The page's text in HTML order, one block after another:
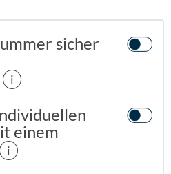
sicher
i
einem
i